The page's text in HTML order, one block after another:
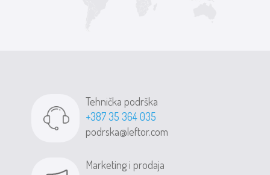
Tehnička podrška
+387 35 364 035
podrska@leftor.com
Marketing i prodaja